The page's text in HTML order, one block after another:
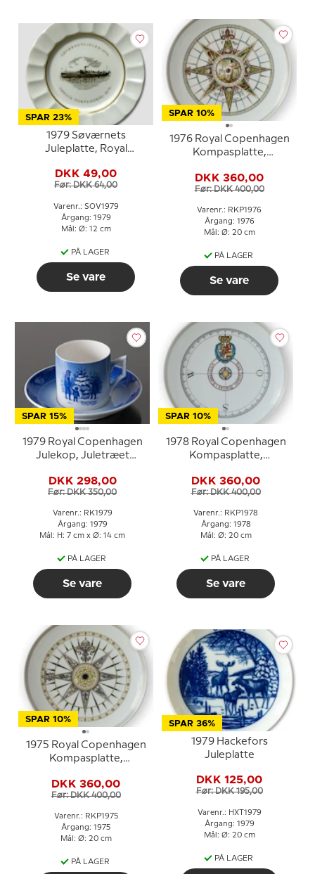
SPAR 23%
1979 Søværnets
Juleplatte, Royal
DKK 49,00
Før: DKK 64,00
Varenr.: SOV1979
Årgang: 1979
Mål: Ø: 12 cm
PÅ LAGER
Se vare
SPAR 10%
1976 Royal Copenhagen
Kompasplatte,
DKK 360,00
Før: DKK 400,00
Varenr.: RKP1976
Årgang: 1976
Mål: Ø: 20 cm
PÅ LAGER
Se vare
SPAR 15%
1979 Royal Copenhagen
Julekop, Juletræet
DKK 298,00
Før: DKK 350,00
Varenr.: RK1979
Årgang: 1979
Mål: H: 7 cm x Ø: 14 cm
PÅ LAGER
Se vare
SPAR 10%
1978 Royal Copenhagen
Kompasplatte,
DKK 360,00
Før: DKK 400,00
Varenr.: RKP1978
Årgang: 1978
Mål: Ø: 20 cm
PÅ LAGER
Se vare
SPAR 10%
1975 Royal Copenhagen
Kompasplatte,
DKK 360,00
Før: DKK 400,00
Varenr.: RKP1975
Årgang: 1975
Mål: Ø: 20 cm
PÅ LAGER
SPAR 36%
1979 Hackefors
Juleplatte
DKK 125,00
Før: DKK 195,00
Varenr.: HXT1979
Årgang: 1979
Mål: Ø: 20 cm
PÅ LAGER